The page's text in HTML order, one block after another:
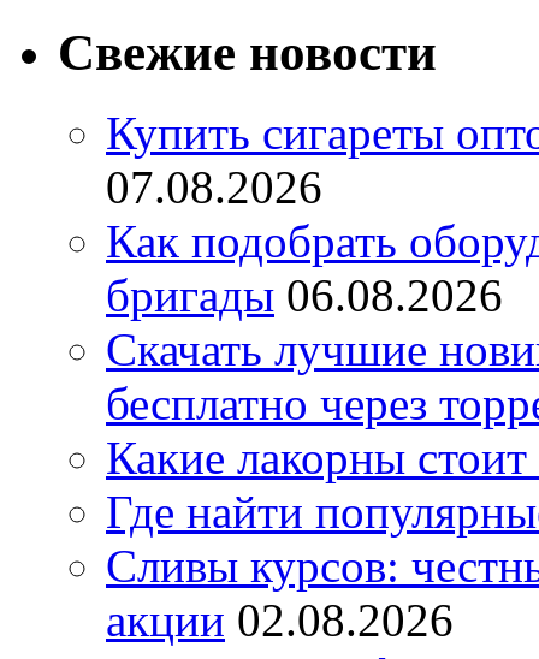
Свежие новости
Купить сигареты
07.08.2026
Как подобрать
бригады 06.08.2026
Скачать лучшие
бесплатно через
Какие лакорны стоит
Где найти
Сливы курсов:
акции 02.08.2026